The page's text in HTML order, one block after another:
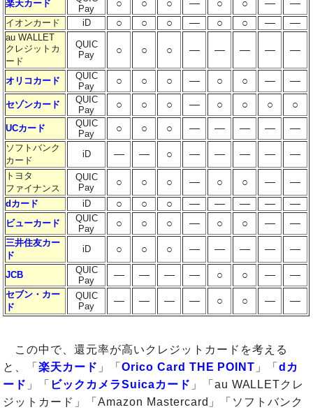
楽天カード
Pay
○ ○ ○ ― ○ ○ ― ―
イオンカード iD ○ ○ ○ ― ○ ○ ― ―
au WALLET
クレジットカ
ード
QUIC
Pay
○ ○ ○ ― ― ― ― ―
オリコカード
QUIC
Pay
○ ○ ○ ― ○ ○ ― ―
セゾンカード
QUIC
Pay
○ ○ ○ ― ○ ○ ○ ○
UCカード
QUIC
Pay
○ ○ ○ ― ― ― ― ―
ソフトバンク
カード
iD ― ― ○ ― ― ― ― ―
トヨタ
ファイナンス
QUIC
Pay
○ ○ ○ ― ○ ○ ― ―
dカード iD ○ ○ ○ ― ― ― ― ―
ビューカード
QUIC
Pay
○ ○ ○ ― ○ ○ ― ―
三井住友カー
ド
iD ○ ○ ○ ― ― ― ― ―
JCB
QUIC
Pay
― ― ― ― ○ ○ ― ―
セブン・カー
ド
QUIC
Pay
― ― ― ― ○ ○ ― ―
この中で、還元率が高いクレジットカードを考える
と、「楽天カード 」「Orico Card THE POINT 」「dカ
ード 」「 ビックカメラSuicaカード 」「au WALLETクレ
ジットカード」「Amazon Mastercard」「ソフトバンク